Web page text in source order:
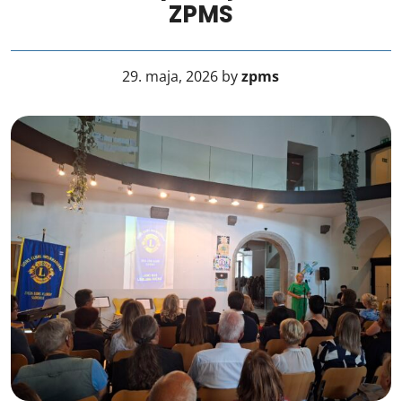
ZPMS
29. maja, 2026 byzpms